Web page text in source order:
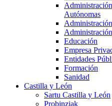
Autónomas
Educación
Empresa
Entidades
Formación
Sanidad
Castilla y León
Sartu Castilla y León
Probinziak